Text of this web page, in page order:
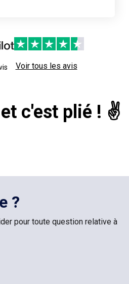
Voir tous les avis
c'est plié ! ✌️
?
pour toute question relative à